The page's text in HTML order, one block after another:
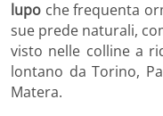
lupo che frequenta
sue prede naturali,
visto nelle colline a
lontano da Torino,
Matera.